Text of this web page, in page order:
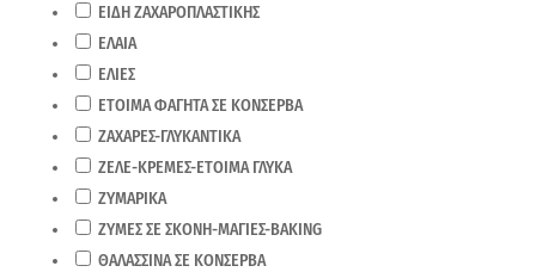
ΕΙΔΗ ΖΑΧΑΡΟΠΛΑΣΤΙΚΗΣ
ΕΛΑΙΑ
ΕΛΙΕΣ
ΕΤΟΙΜΑ ΦΑΓΗΤΑ ΣΕ ΚΟΝΣΕΡΒΑ
ΖΑΧΑΡΕΣ-ΓΛΥΚΑΝΤΙΚΑ
ΖΕΛΕ-ΚΡΕΜΕΣ-ΕΤΟΙΜΑ ΓΛΥΚΑ
ΖΥΜΑΡΙΚΑ
ΖΥΜΕΣ ΣΕ ΣΚΟΝΗ-ΜΑΓΙΕΣ-BAKING
ΘΑΛΑΣΣΙΝΑ ΣΕ ΚΟΝΣΕΡΒΑ